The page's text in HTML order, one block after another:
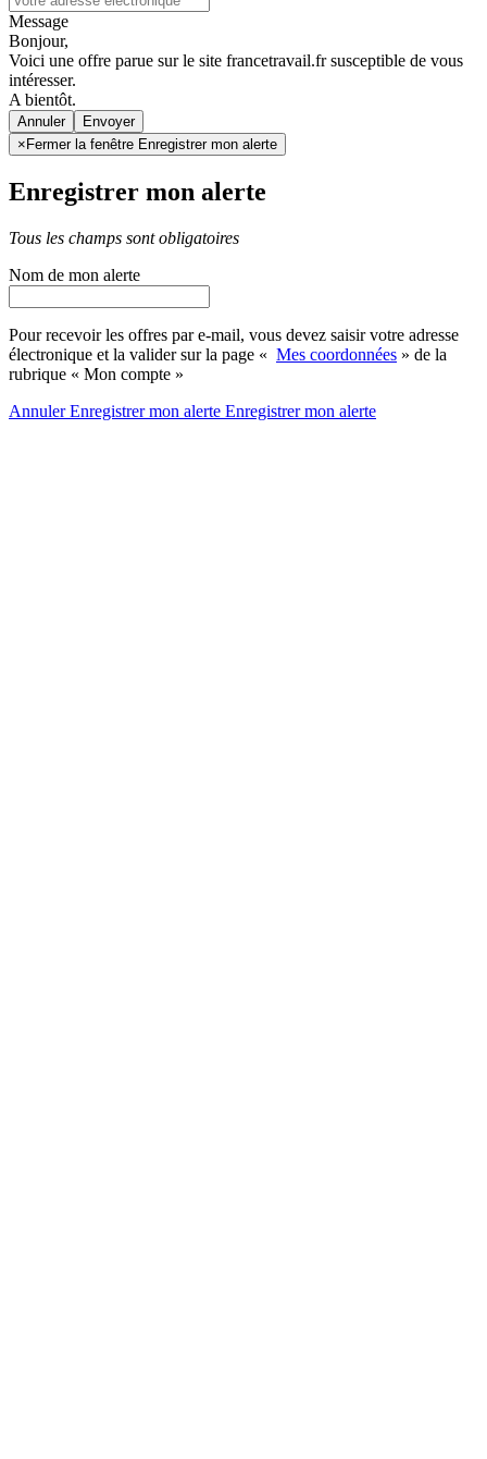
Message
Bonjour,
Voici une offre parue sur le site francetravail.fr susceptible de vous
intéresser.
A bientôt.
Annuler
× Fermer la fenêtre Enregistrer mon alerte
Enregistrer mon alerte
Tous les champs sont obligatoires
Nom de mon alerte
Pour recevoir les offres par e-mail, vous devez saisir votre adresse
électronique et la valider sur la page « Mes coordonnées » de la
rubrique « Mon compte »
AnnulerEnregistrer mon alerte Enregistrermon alerte